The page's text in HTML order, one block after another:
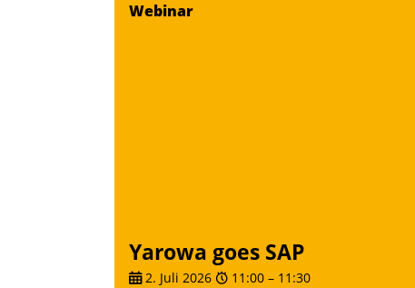
Webinar
Yarowa goes SAP
2. Juli 2026 11:00 – 11:30